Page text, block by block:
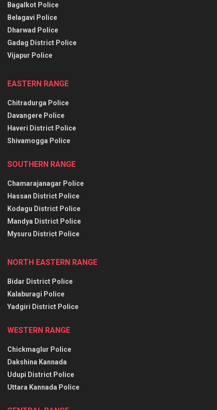
Bagalkot Police
Belagavi Police
Dharwad Police
Gadag District Police
Vijapur Police
EASTERN RANGE
Chitradurga Police
Davangere Police
Haveri District Police
Shivamogga Police
SOUTHERN RANGE
Chamarajanagar Police
Hassan District Police
Kodagu District Police
Mandya District Police
Mysuru District Police
NORTH EASTERN RANGE
Bidar District Police
Kalaburagi Police
Yadgiri District Police
WESTERN RANGE
Chickmaglur Police
Dakshina Kannada
Udupi District Police
Uttara Kannada Police